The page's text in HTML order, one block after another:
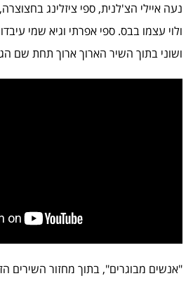
נעה איילי הצ'לנית, ספי ציזלינג
ולוי עצמו בבס. ספי אפרתי וגיא שמי עיבדו
ושוני בתוך השיר הארוך ארוך תחת שם
"אנשים מבוגרים", בתוך מחזור השירים